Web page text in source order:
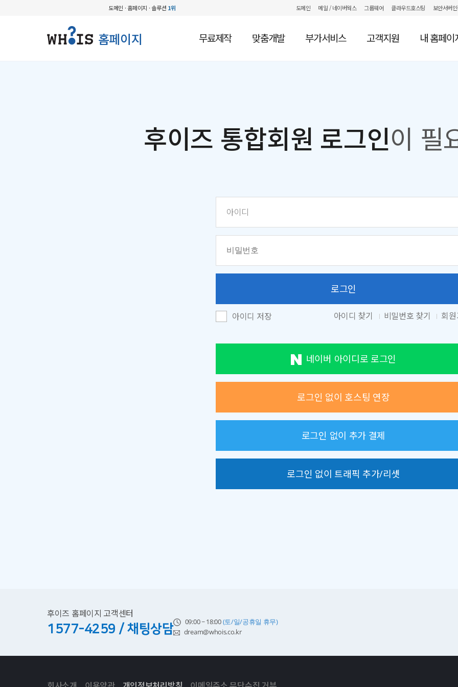
도메인 · 홈페이지 · 솔루션 1위 도메인 메일 / 네이버웍스 그룹웨어 클라우드호스팅 보안서버
홈페이지 무료제작 맞춤개발 부가서비스 고객지원 내 홈페이
후이즈 통합회원 로그인이 필
로그인
아이디 저장 아이디 찾기 비밀번호 찾기 회
네이버 아이디로 로그인
로그인 없이 호스팅 연장
로그인 없이 추가 결제
로그인 없이 트래픽 추가/리셋
후이즈 홈페이지 고객센터
1577-4259 / 채팅상담
09:00 ~ 18:00(토/일/공휴일 휴무)
dream@whois.co.kr